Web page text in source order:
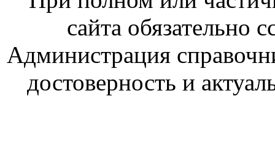
сайта обязательно
Администрация
достоверность и